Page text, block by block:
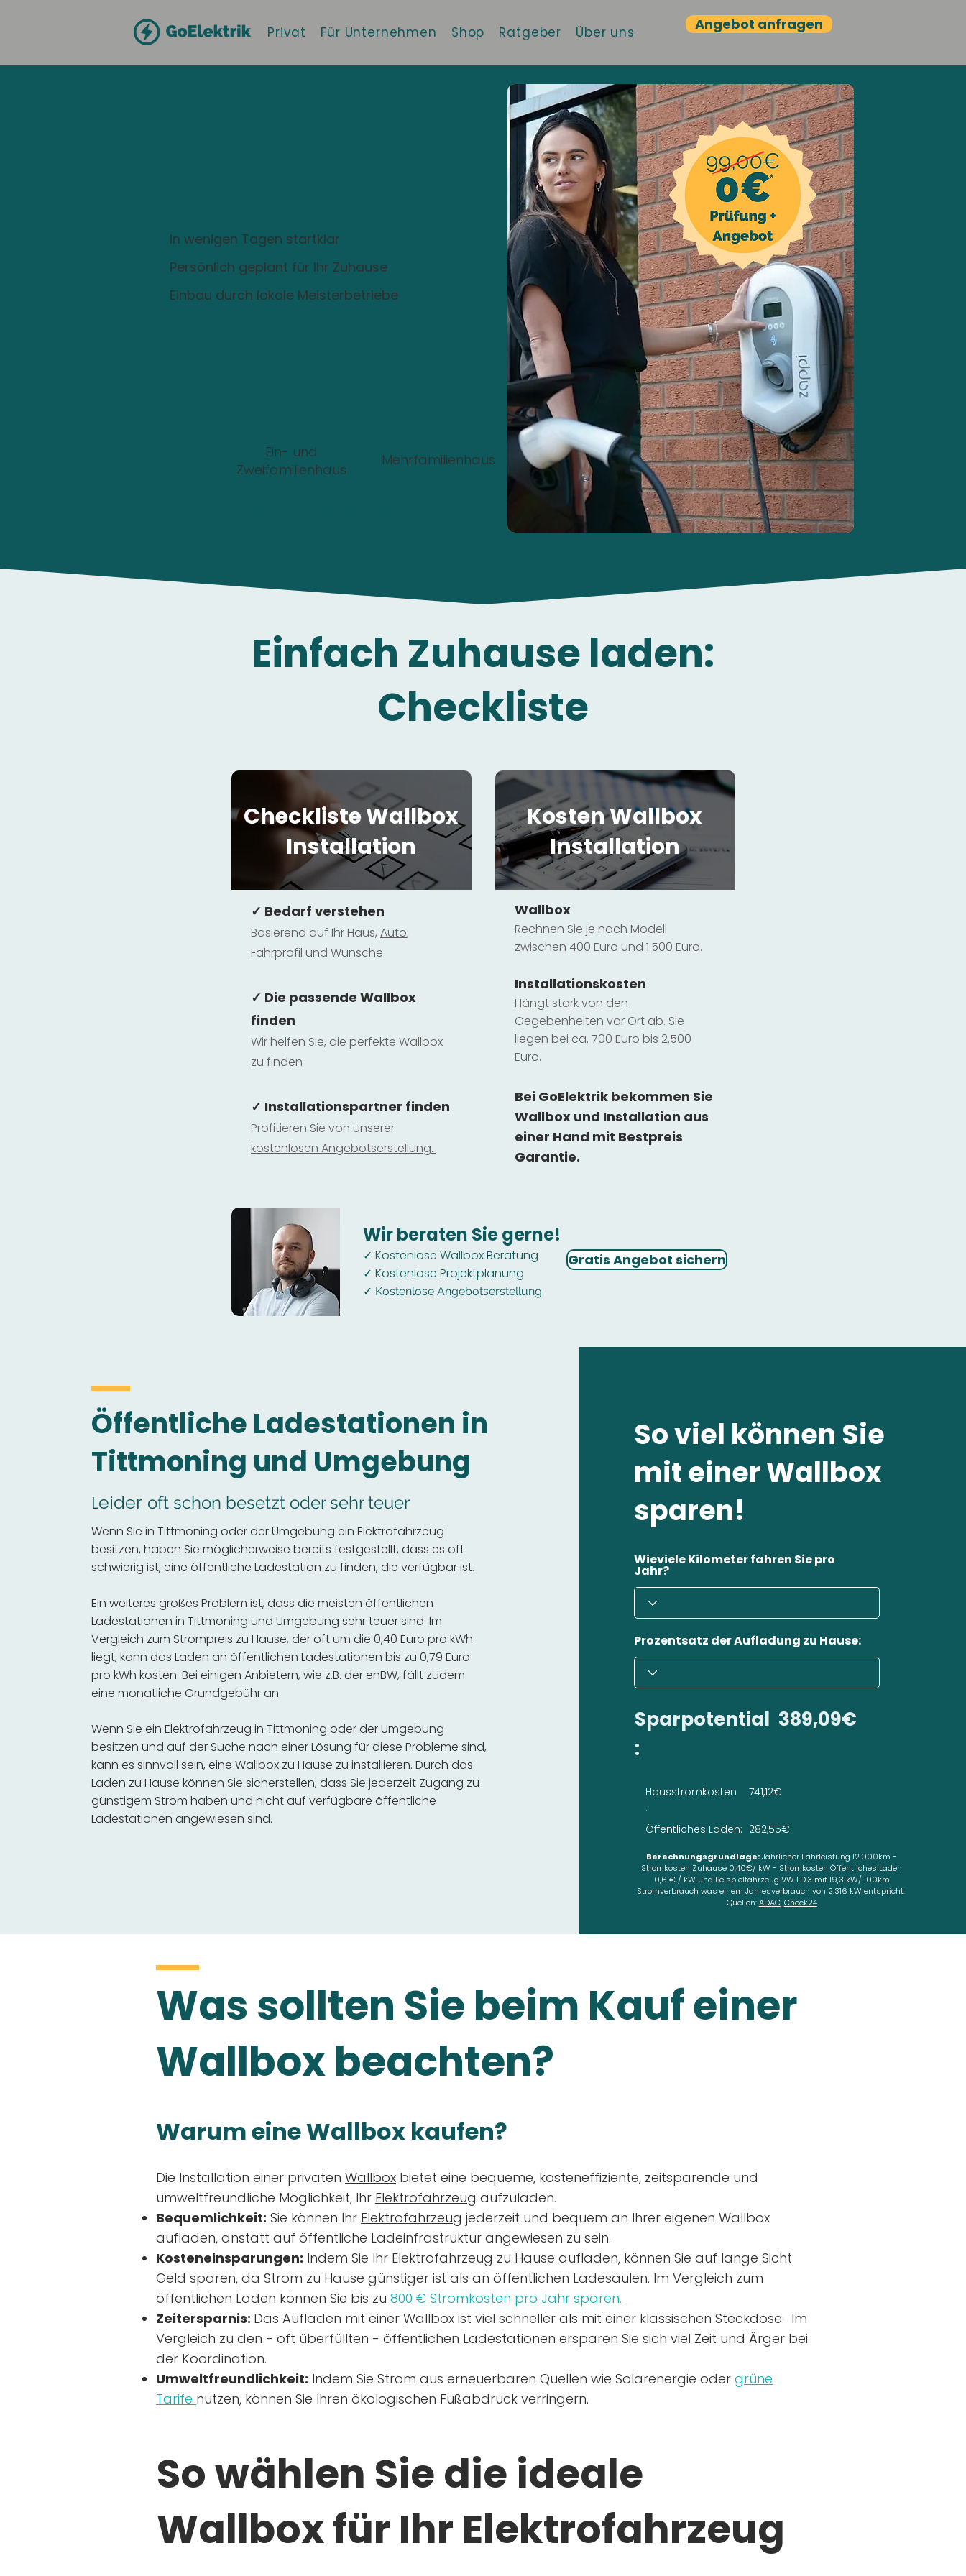
Privat Für Unternehmen Shop Ratgeber Über uns Angebot anfragen
In wenigen Tagen startklar
Persönlich geplant für Ihr Zuhause
Einbau durch lokale Meisterbetriebe
Ein- und
Zweifamilienhaus
Mehrfamilienhaus
Einfach Zuhause laden:
Checkliste
Checkliste Wallbox
Installation
✓ Bedarf verstehen
Basierend auf Ihr Haus, Auto,
Fahrprofil und Wünsche
✓ Die passende Wallbox
finden
Wir helfen Sie, die perfekte Wallbox
zu finden
✓ Installationspartner finden
Profitieren Sie von unserer
kostenlosen Angebotserstellung.
Kosten Wallbox
Installation
Wallbox
Rechnen Sie je nach Modell
zwischen 400 Euro und 1.500 Euro.
Installationskosten
Hängt stark von den
Gegebenheiten vor Ort ab. Sie
liegen bei ca. 700 Euro bis 2.500
Euro.
Bei GoElektrik bekommen Sie
Wallbox und Installation aus
einer Hand mit Bestpreis
Garantie.
Wir beraten Sie gerne!
✓ Kostenlose Wallbox Beratung
✓ Kostenlose Projektplanung
✓ Kostenlose Angebotserstellung
Gratis Angebot sichern
Öffentliche Ladestationen in
Tittmoning und Umgebung
Leider oft schon besetzt oder sehr teuer
Wenn Sie in Tittmoning oder der Umgebung ein Elektrofahrzeug
besitzen, haben Sie möglicherweise bereits festgestellt, dass es oft
schwierig ist, eine öffentliche Ladestation zu finden, die verfügbar ist.
Ein weiteres großes Problem ist, dass die meisten öffentlichen
Ladestationen in Tittmoning und Umgebung sehr teuer sind. Im
Vergleich zum Strompreis zu Hause, der oft um die 0,40 Euro pro kWh
liegt, kann das Laden an öffentlichen Ladestationen bis zu 0,79 Euro
pro kWh kosten. Bei einigen Anbietern, wie z.B. der enBW, fällt zudem
eine monatliche Grundgebühr an.
Wenn Sie ein Elektrofahrzeug in Tittmoning oder der Umgebung
besitzen und auf der Suche nach einer Lösung für diese Probleme sind,
kann es sinnvoll sein, eine Wallbox zu Hause zu installieren. Durch das
Laden zu Hause können Sie sicherstellen, dass Sie jederzeit Zugang zu
günstigem Strom haben und nicht auf verfügbare öffentliche
Ladestationen angewiesen sind.
So viel können Sie
mit einer Wallbox
sparen!
Wieviele Kilometer fahren Sie pro
Jahr?
Prozentsatz der Aufladung zu Hause:
Sparpotential
:
389,09€
Hausstromkosten
:
Öffentliches Laden:
741,12€
282,55€
Berechnungsgrundlage:Jährlicher Fahrleistung 12.000km -
Stromkosten Zuhause 0,40€/ kW - Stromkosten Öffentliches Laden
0,61€ / kW und Beispielfahrzeug VW I.D.3 mit 19,3 kW/ 100km
Stromverbrauch was einem Jahresverbrauch von 2.316 kW entspricht.
Quellen:ADAC,Check24
Was sollten Sie beim Kauf einer
Wallbox beachten?
Warum eine Wallbox kaufen?
Die Installation einer privaten Wallbox bietet eine bequeme, kosteneffiziente, zeitsparende und
umweltfreundliche Möglichkeit, Ihr Elektrofahrzeug aufzuladen.
Bequemlichkeit: Sie können Ihr Elektrofahrzeug jederzeit und bequem an Ihrer eigenen Wallbox
aufladen, anstatt auf öffentliche Ladeinfrastruktur angewiesen zu sein.
Kosteneinsparungen: Indem Sie Ihr Elektrofahrzeug zu Hause aufladen, können Sie auf lange Sicht
Geld sparen, da Strom zu Hause günstiger ist als an öffentlichen Ladesäulen. Im Vergleich zum
öffentlichen Laden können Sie bis zu 800 € Stromkosten pro Jahr sparen.
Zeitersparnis: Das Aufladen mit einer Wallbox ist viel schneller als mit einer klassischen Steckdose. Im
Vergleich zu den - oft überfüllten - öffentlichen Ladestationen ersparen Sie sich viel Zeit und Ärger bei
der Koordination.
Umweltfreundlichkeit: Indem Sie Strom aus erneuerbaren Quellen wie Solarenergie oder grüne
Tarife nutzen, können Sie Ihren ökologischen Fußabdruck verringern.
So wählen Sie die ideale
Wallbox für Ihr Elektrofahrzeug